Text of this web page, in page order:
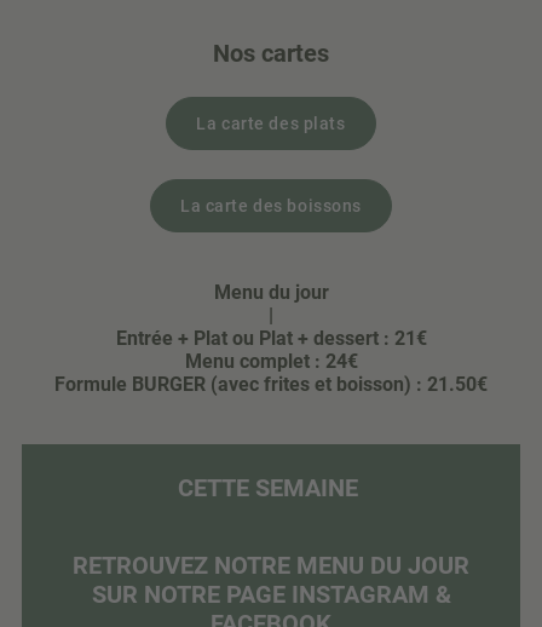
Nos cartes
La carte des plats
La carte des boissons
Menu du jour
|
Entrée + Plat ou Plat + dessert : 21€
Menu complet : 24€
Formule BURGER (avec frites et boisson) : 21.50€
CETTE SEMAINE
RETROUVEZ NOTRE MENU DU JOUR
SUR NOTRE PAGE INSTAGRAM &